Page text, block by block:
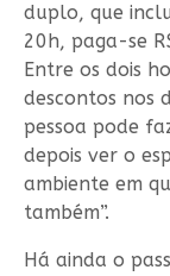
duplo, que
20h, paga-se
Entre os dois
descontos nos
pessoa pode
depois ver o
ambiente em
também”.
Há ainda o